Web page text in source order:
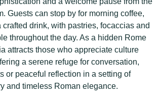
Guests can stop by for morning coffee,
crafted drink, with pastries, focaccias and
throughout the day. As a hidden Rome
attracts those who appreciate culture
a serene refuge for conversation,
or peaceful reflection in a setting of
and timeless Roman elegance.